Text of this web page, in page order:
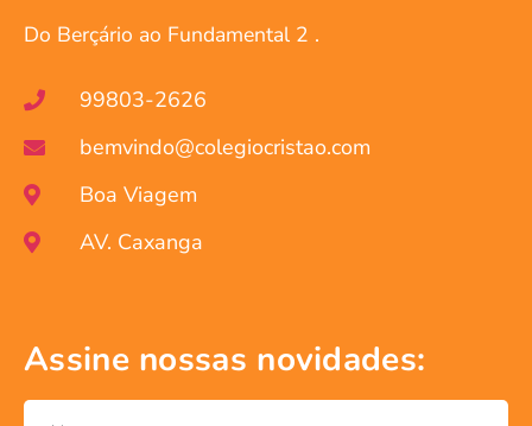
Do Berçário ao Fundamental 2 .
99803-2626
bemvindo@colegiocristao.com
Boa Viagem
AV. Caxanga
Assine nossas novidades: